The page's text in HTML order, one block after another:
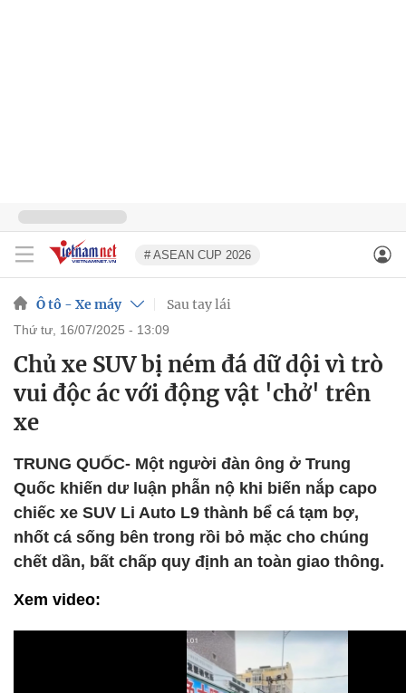
# ASEAN CUP 2026
Ô tô - Xe máy Sau tay lái
thứ tư, 16/07/2025 - 13:09
Chủ xe SUV bị ném đá dữ dội vì trò
vui độc ác với động vật 'chở' trên
xe
TRUNG QUỐC- Một người đàn ông ở Trung
Quốc khiến dư luận phẫn nộ khi biến nắp capo
chiếc xe SUV Li Auto L9 thành bể cá tạm bợ,
nhốt cá sống bên trong rồi bỏ mặc cho chúng
chết dần, bất chấp quy định an toàn giao thông.
Xem video: